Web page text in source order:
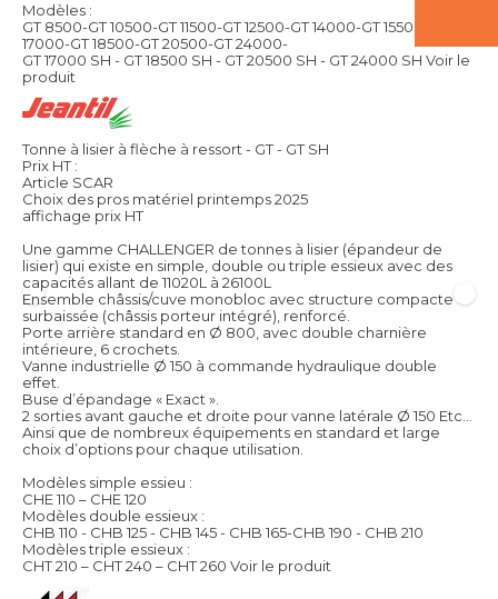
Modèles :
GT 8500-GT 10500-GT 11500-GT 12500-GT 14000-GT 15500-GT
17000-GT 18500-GT 20500-GT 24000-
GT 17000 SH - GT 18500 SH - GT 20500 SH - GT 24000 SH Voir le
produit
Tonne à lisier à flèche à ressort - GT - GT SH
Prix HT :
Article SCAR
Choix des pros matériel printemps 2025
affichage prix HT
Une gamme CHALLENGER de tonnes à lisier (épandeur de
lisier) qui existe en simple, double ou triple essieux avec des
capacités allant de 11020L à 26100L
Ensemble châssis/cuve monobloc avec structure compacte
surbaissée (châssis porteur intégré), renforcé.
Porte arrière standard en Ø 800, avec double charnière
intérieure, 6 crochets.
Vanne industrielle Ø 150 à commande hydraulique double
effet.
Buse d’épandage « Exact ».
2 sorties avant gauche et droite pour vanne latérale Ø 150 Etc…
Ainsi que de nombreux équipements en standard et large
choix d’options pour chaque utilisation.
Modèles simple essieu :
CHE 110 – CHE 120
Modèles double essieux :
CHB 110 - CHB 125 - CHB 145 - CHB 165-CHB 190 - CHB 210
Modèles triple essieux :
CHT 210 – CHT 240 – CHT 260 Voir le produit